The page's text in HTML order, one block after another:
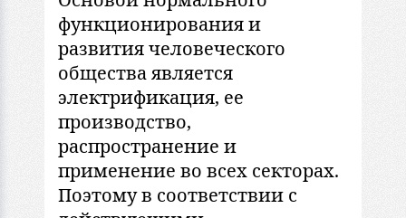
функционирования и
развития человеческого
общества является
электрификация, ее
производство,
распространение и
применение во всех секторах.
Поэтому в соответствии с